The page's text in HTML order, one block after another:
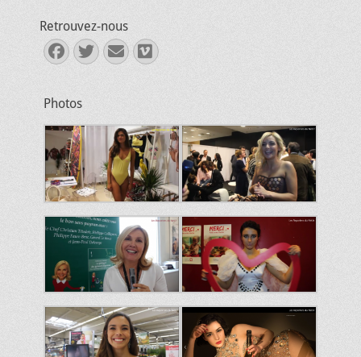
Retrouvez-nous
Facebook
Twitter
E-
mail
Vimeo
Photos